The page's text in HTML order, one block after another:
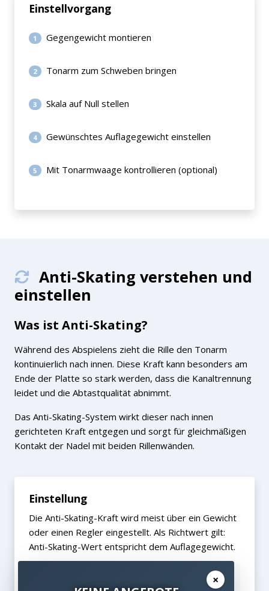
Einstellvorgang
1 Gegengewicht montieren
2 Tonarm zum Schweben bringen
3 Skala auf Null stellen
4 Gewünschtes Auflagegewicht einstellen
5 Mit Tonarmwaage kontrollieren (optional)
Anti-Skating verstehen und
einstellen
Was ist Anti-Skating?
Während des Abspielens zieht die Rille den Tonarm
kontinuierlich nach innen. Diese Kraft kann besonders am
Ende der Platte so stark werden, dass die Kanaltrennung
leidet und die Abtastqualität abnimmt.
Das Anti-Skating-System wirkt dieser nach innen
gerichteten Kraft entgegen und sorgt für gleichmäßigen
Kontakt der Nadel mit beiden Rillenwänden.
Einstellung
Die Anti-Skating-Kraft wird meist über ein Gewicht
oder einen Regler eingestellt. Als Richtwert gilt:
Anti-Skating-Wert entspricht dem Auflagegewicht.
Bei 1,8g Auflagegewicht → 1,8g ×